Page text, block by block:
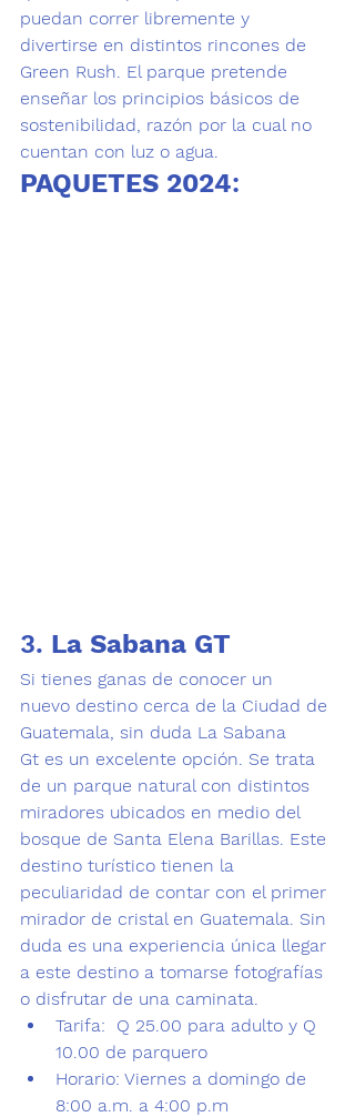
puedan correr libremente y
divertirse en distintos rincones de
Green Rush. El parque pretende
enseñar los principios básicos de
sostenibilidad, razón por la cual no
cuentan con luz o agua.
PAQUETES 2024:
3. La Sabana GT
Si tienes ganas de conocer un
nuevo destino cerca de la Ciudad de
Guatemala, sin duda La Sabana
Gt es un excelente opción. Se trata
de un parque natural con distintos
miradores ubicados en medio del
bosque de Santa Elena Barillas. Este
destino turístico tienen la
peculiaridad de contar con el primer
mirador de cristal en Guatemala. Sin
duda es una experiencia única llegar
a este destino a tomarse fotografías
o disfrutar de una caminata.
Tarifa:  Q 25.00 para adulto y Q
10.00 de parquero
Horario: Viernes a domingo de
8:00 a.m. a 4:00 p.m